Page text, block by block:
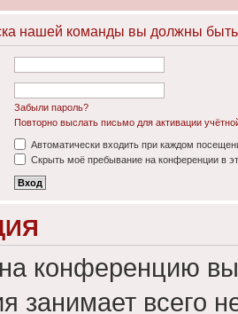
нашей команды вы должны
Забыли пароль?
Повторно выслать письмо для активации
Автоматически входить при каждом
Скрыть моё пребывание на конференции в
конференцию
занимает всего